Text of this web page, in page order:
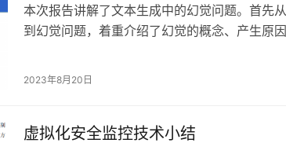
本次报告讲解了文本生成中的幻觉问题。首先
到幻觉问题，着重介绍了幻觉的概念、产生原
2023年8月20日
虚拟化安全监控技术小结